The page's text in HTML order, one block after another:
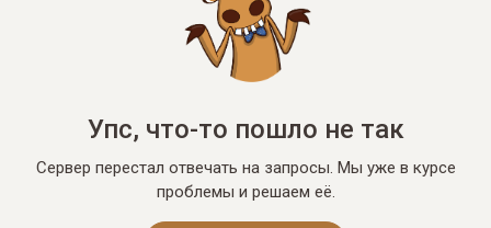
Упс, что-то пошло не так
Сервер перестал отвечать на запросы. Мы уже в курсе
проблемы и решаем её.